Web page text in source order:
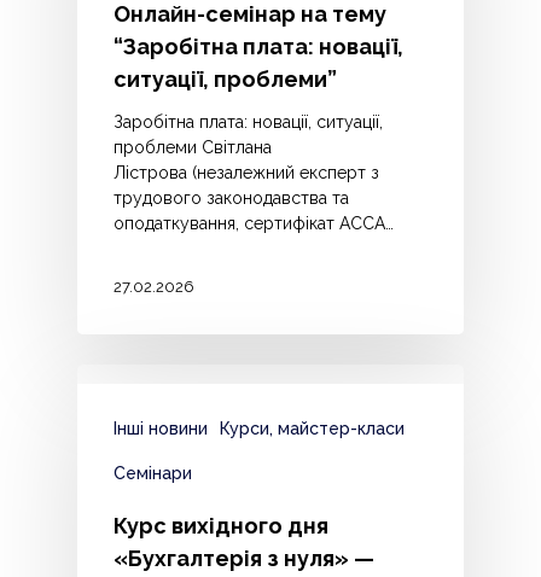
Онлайн-семінар на тему
“Заробітна плата: новації,
ситуації, проблеми”
Заробітна плата: новації, ситуації,
проблеми Світлана
Лістрова (незалежний експерт з
трудового законодавства та
оподаткування, сертифікат ACCA…
27.02.2026
Інші новини Курси, майстер-класи
Семінари
Курс вихідного дня
«Бухгалтерія з нуля» —